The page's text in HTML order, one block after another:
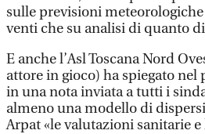
sulle previsioni
venti che su analisi di quanto
E anche l’Asl Toscana Nord
attore in gioco) ha spiegato
in una nota inviata a tutti i
almeno una modello di
Arpat «le valutazioni sanitarie